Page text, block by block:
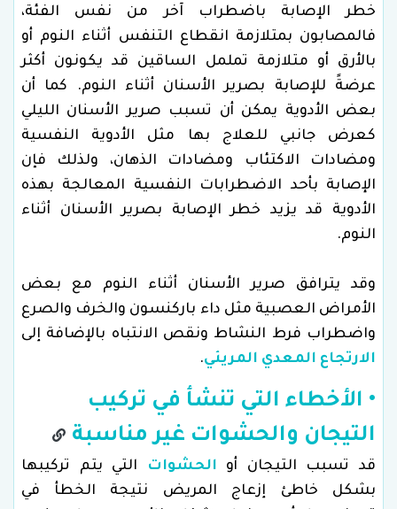
خطر الإصابة باضطراب آخر من نفس الفئة،
فالمصابون بمتلازمة انقطاع التنفس أثناء النوم أو
بالأرق أو متلازمة تململ الساقين قد يكونون أكثر
عرضةً للإصابة بصرير الأسنان أثناء النوم. كما أن
بعض الأدوية يمكن أن تسبب صرير الأسنان الليلي
كعرض جانبي للعلاج بها مثل الأدوية النفسية
ومضادات الاكتئاب ومضادات الذهان، ولذلك فإن
الإصابة بأحد الاضطرابات النفسية المعالجة بهذه
الأدوية قد يزيد خطر الإصابة بصرير الأسنان أثناء
النوم.
وقد يترافق صرير الأسنان أثناء النوم مع بعض
الأمراض العصبية مثل داء باركنسون والخرف والصرع
واضطراب فرط النشاط ونقص الانتباه بالإضافة إلى
الارتجاع المعدي المريئي.
• الأخطاء التي تنشأ في تركيب
التيجان والحشوات غير مناسبة
قد تسبب التيجان أو الحشوات
التي يتم تركيبها
بشكل خاطئ إزعاج المريض نتيجة الخطأ في